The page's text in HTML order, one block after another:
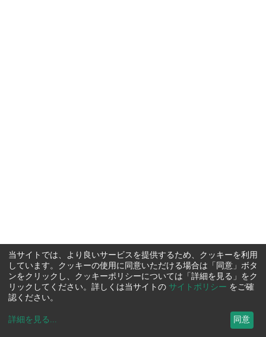
当サイトでは、より良いサービスを提供するため、クッキーを利用
しています。クッキーの使用に同意いただける場合は「同意」ボタ
ンをクリックし、クッキーポリシーについては「詳細を見る」をク
リックしてください。詳しくは当サイトの サイトポリシー をご確
認ください。
詳細を見る ... 同意